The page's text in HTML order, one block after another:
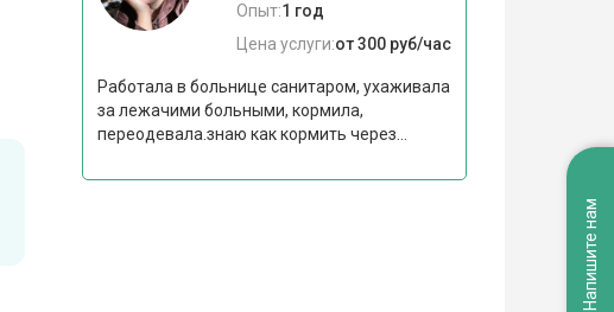
Опыт:1 год
Цена услуги:от 300 руб/час
Работала в больнице санитаром, ухаживала
за лежачими больными, кормила,
переодевала.знаю как кормить через...
Напишите нам